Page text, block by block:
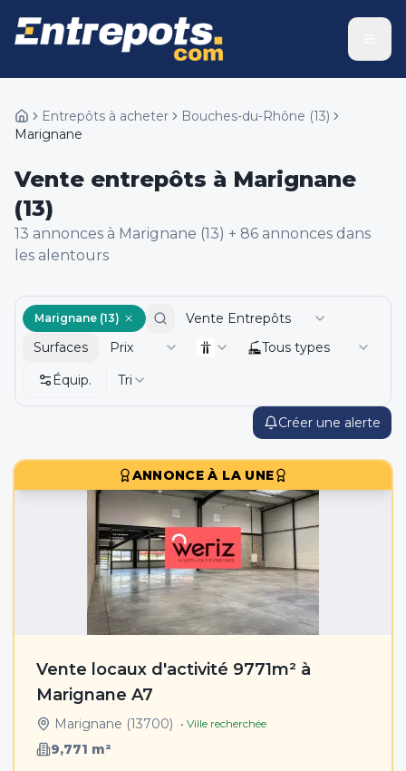
Entrepôts à acheter Bouches-du-Rhône (13)
Marignane
Vente entrepôts à Marignane
(13)
13 annonces à Marignane (13) + 86 annonces dans
les alentours
Créer une alerte
Marignane (13)
Vente Entrepôts
Surfaces
Prix
Tous types
Équip.
Tri
ANNONCE À LA UNE
Vente locaux d'activité 9771m² à
Marignane A7
Marignane (13700) • Ville recherchée
9,771 m²